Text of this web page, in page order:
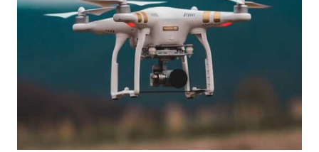
ΒΑΛΚΑΝΙΚΟΎ
ΠΟΛΈΜΟΥ